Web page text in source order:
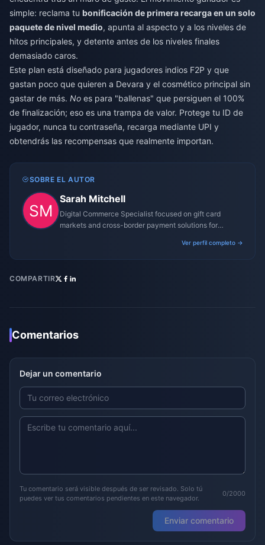
simple: reclama tu bonificación de primera recarga en un solo
paquete de nivel medio, apunta al aspecto y a los niveles de
hitos principales, y detente antes de los niveles finales
demasiado caros.
Este plan está diseñado para jugadores indios F2P y que
gastan poco que quieren a Devara y el cosmético principal sin
gastar de más. No es para "ballenas" que persiguen el 100%
de finalización; eso es una trampa de valor. Protege tu ID de
jugador, nunca tu contraseña, recarga mediante UPI y
obtendrás las recompensas que realmente importan.
SOBRE EL AUTOR
Sarah Mitchell
Digital Commerce Specialist focused on gift card
markets and cross-border payment solutions for
Ver perfil completo →
COMPARTIR
Comentarios
Dejar un comentario
Tu comentario será visible después de ser revisado. Solo tú
puedes ver tus comentarios pendientes en este navegador.
0/2000
Enviar comentario